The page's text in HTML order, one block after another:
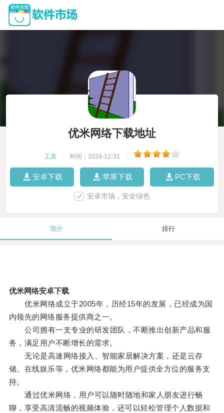
优米网络下载地址
工具 时间：2024-12-31
安卓下载 苹果下载 PC下载
安卓市场，安全绿色
简介 排行
优米网络安卓下载
优米网络成立于2005年，历经15年的发展，已经成为国
内领先的网络服务提供商之一。
公司拥有一支专业的研发团队，不断推出创新产品和服
务，满足用户不断增长的需求。
无论是高速网络接入、智能家居解决方案，还是云存
储、在线娱乐等，优米网络都能为用户提供全方位的服务支
持。
通过优米网络，用户可以随时随地和家人朋友进行畅
聊，享受高清流畅的视频体验，还可以轻松管理个人数据和